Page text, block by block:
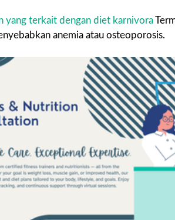
yang terkait dengan diet karnivora
anemia atau osteoporosis.